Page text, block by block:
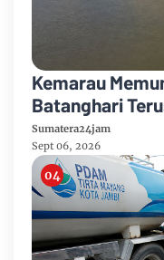
Kemarau
Batanghari
Hadapi
Karhutla
Sumatera24jam
Sept 06, 2026